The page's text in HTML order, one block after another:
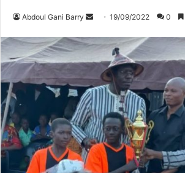
Abdoul Gani Barry
v
o
e
r
u
n
c
o
19/09/2022 0